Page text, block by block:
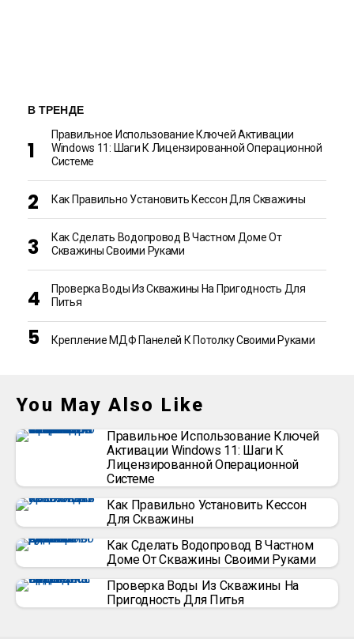
В ТРЕНДЕ
Правильное Использование Ключей Активации
Windows 11: Шаги К Лицензированной Операционной
Системе
Как Правильно Установить Кессон Для Скважины
Как Сделать Водопровод В Частном Доме От
Скважины Своими Руками
Проверка Воды Из Скважины На Пригодность Для
Питья
Крепление МДФ Панелей К Потолку Своими Руками
You May Also Like
Правильное Использование Ключей
Активации Windows 11: Шаги К
Лицензированной Операционной
Системе
Как Правильно Установить Кессон
Для Скважины
Как Сделать Водопровод В Частном
Доме От Скважины Своими Руками
Проверка Воды Из Скважины На
Пригодность Для Питья